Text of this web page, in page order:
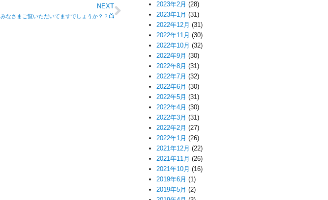
NEXT
みなさまご覧いただいてますでしょうか？？📺
2023年2月 (28)
2023年1月 (31)
2022年12月 (31)
2022年11月 (30)
2022年10月 (32)
2022年9月 (30)
2022年8月 (31)
2022年7月 (32)
2022年6月 (30)
2022年5月 (31)
2022年4月 (30)
2022年3月 (31)
2022年2月 (27)
2022年1月 (26)
2021年12月 (22)
2021年11月 (26)
2021年10月 (16)
2019年6月 (1)
2019年5月 (2)